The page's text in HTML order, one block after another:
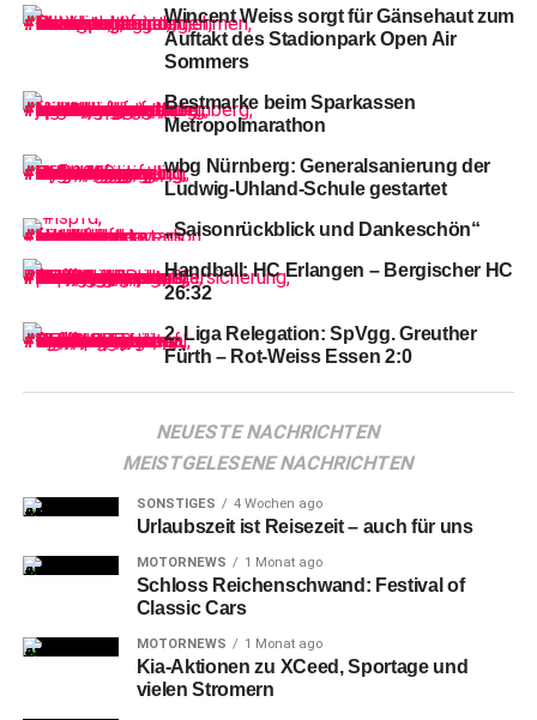
gebeutelten Gastgeber!
Höhe – angesichts der Klasse des Gegners war sie
allerdings kaum zu vermeiden. Im Gegensatz zu den
vorherigen Punkt-losen Reisen innerhalb Bayerns.
Wincent Weiss sorgt für Gänsehaut zum
Auftakt des Stadionpark Open Air
Sommers
Bestmarke beim Sparkassen
Metropolmarathon
wbg Nürnberg: Generalsanierung der
Ludwig-Uhland-Schule gestartet
„Saisonrückblick und Dankeschön“
Handball: HC Erlangen – Bergischer HC
26:32
2. Liga Relegation: SpVgg. Greuther
Fürth – Rot-Weiss Essen 2:0
NEUESTE NACHRICHTEN
MEISTGELESENE NACHRICHTEN
SONSTIGES 4 Wochen ago
Urlaubszeit ist Reisezeit – auch für uns
MOTORNEWS 1 Monat ago
Schloss Reichenschwand: Festival of
Classic Cars
MOTORNEWS 1 Monat ago
Kia-Aktionen zu XCeed, Sportage und
vielen Stromern